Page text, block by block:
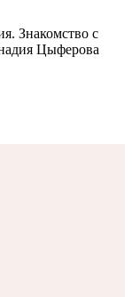
Знакомство с
Цыферова